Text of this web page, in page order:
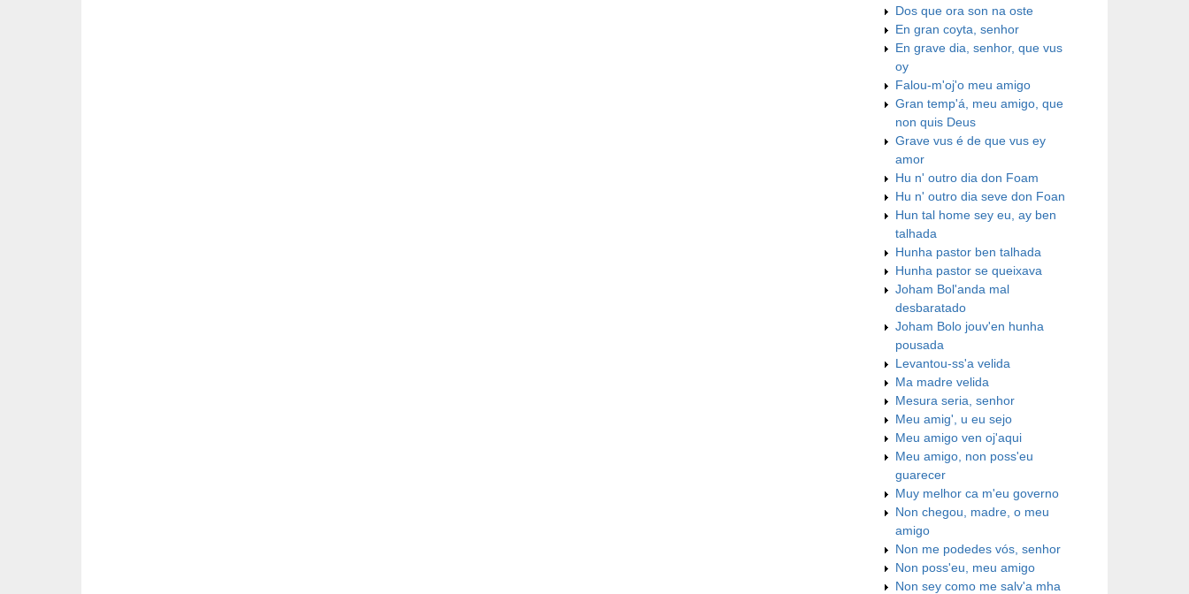
Dos que ora son na oste
En gran coyta, senhor
En grave dia, senhor, que vus
oy
Falou-m'oj'o meu amigo
Gran temp'á, meu amigo, que
non quis Deus
Grave vus é de que vus ey
amor
Hu n' outro dia don Foam
Hu n' outro dia seve don Foan
Hun tal home sey eu, ay ben
talhada
Hunha pastor ben talhada
Hunha pastor se queixava
Joham Bol'anda mal
desbaratado
Joham Bolo jouv'en hunha
pousada
Levantou-ss'a velida
Ma madre velida
Mesura seria, senhor
Meu amig', u eu sejo
Meu amigo ven oj'aqui
Meu amigo, non poss'eu
guarecer
Muy melhor ca m'eu governo
Non chegou, madre, o meu
amigo
Non me podedes vós, senhor
Non poss'eu, meu amigo
Non sey como me salv'a mha